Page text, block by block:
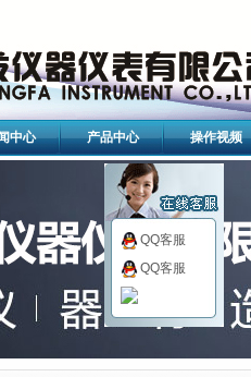
中心 产品中心 操作视频
QQ客服
QQ客服